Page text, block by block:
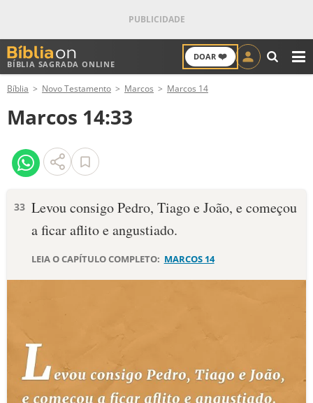
BÍBLIA SAGRADA ONLINE
DOAR ❤️
ANTIGO TESTAMENTO
NOVO TESTAMENTO
VERSÍCULOS
PALAVRA DO DIA
10 MANDAMENTOS
ESTUDOS BÍBLICOS
Bíblia Novo Testamento Marcos Marcos 14
Marcos 14:33
33 Levou consigo Pedro, Tiago e João, e começou
a ficar aflito e angustiado.
LEIA O CAPÍTULO COMPLETO: MARCOS 14